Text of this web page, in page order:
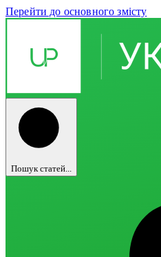
Перейти до основного змісту
Пошук статей...